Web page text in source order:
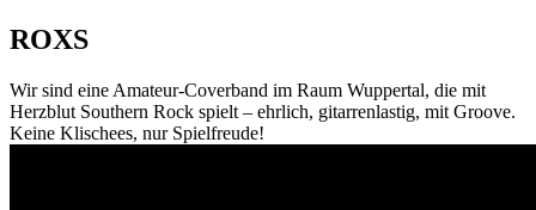
ROXS
Wir sind eine Amateur-Coverband im Raum Wuppertal, die mit
Herzblut Southern Rock spielt – ehrlich, gitarrenlastig, mit Groove.
Keine Klischees, nur Spielfreude!